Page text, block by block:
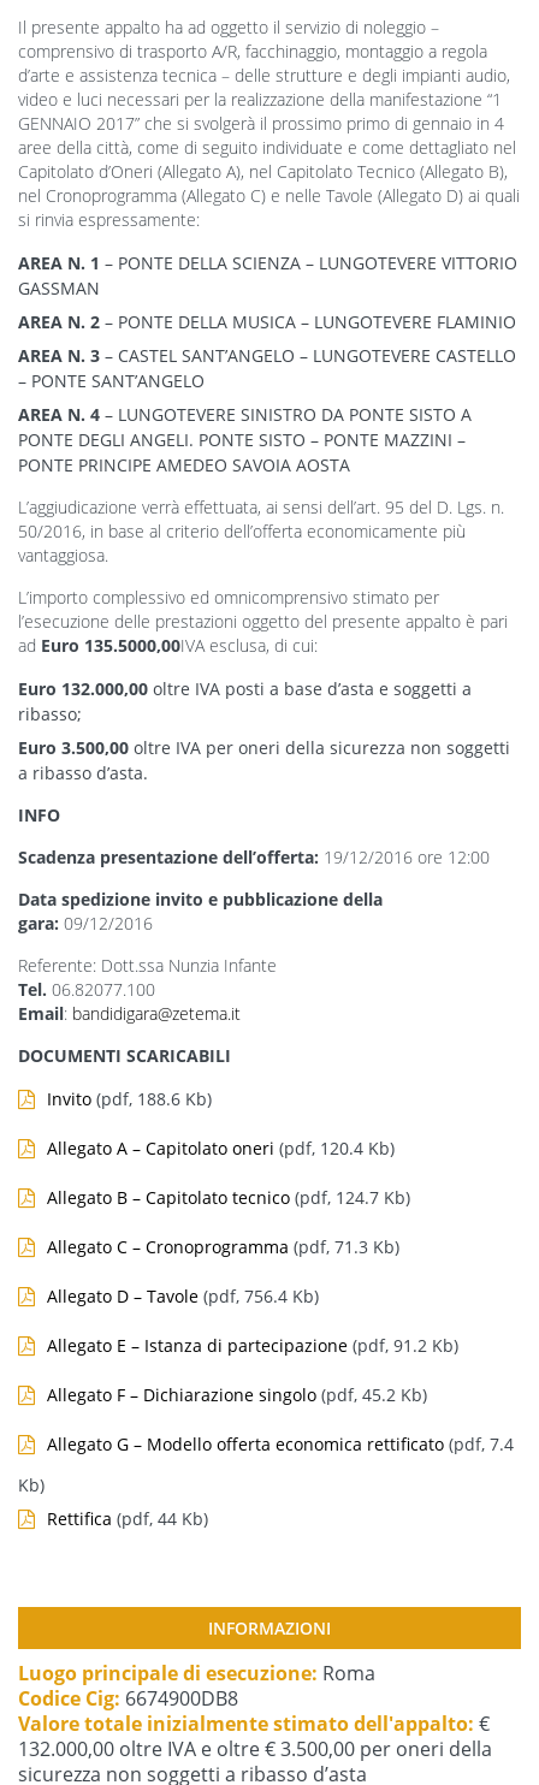
Il presente appalto ha ad oggetto il servizio di noleggio –
comprensivo di trasporto A/R, facchinaggio, montaggio a regola
d’arte e assistenza tecnica – delle strutture e degli impianti audio,
video e luci necessari per la realizzazione della manifestazione “1
GENNAIO 2017” che si svolgerà il prossimo primo di gennaio in 4
aree della città, come di seguito individuate e come dettagliato nel
Capitolato d’Oneri (Allegato A), nel Capitolato Tecnico (Allegato B),
nel Cronoprogramma (Allegato C) e nelle Tavole (Allegato D) ai quali
si rinvia espressamente:
AREA N. 1 – PONTE DELLA SCIENZA – LUNGOTEVERE VITTORIO
GASSMAN
AREA N. 2 – PONTE DELLA MUSICA – LUNGOTEVERE FLAMINIO
AREA N. 3 – CASTEL SANT’ANGELO – LUNGOTEVERE CASTELLO
– PONTE SANT’ANGELO
AREA N. 4 – LUNGOTEVERE SINISTRO DA PONTE SISTO A
PONTE DEGLI ANGELI. PONTE SISTO – PONTE MAZZINI –
PONTE PRINCIPE AMEDEO SAVOIA AOSTA
L’aggiudicazione verrà effettuata, ai sensi dell’art. 95 del D. Lgs. n.
50/2016, in base al criterio dell’offerta economicamente più
vantaggiosa.
L’importo complessivo ed omnicomprensivo stimato per
l’esecuzione delle prestazioni oggetto del presente appalto è pari
ad Euro 135.5000,00IVA esclusa, di cui:
Euro 132.000,00 oltre IVA posti a base d’asta e soggetti a
ribasso;
Euro 3.500,00 oltre IVA per oneri della sicurezza non soggetti
a ribasso d’asta.
INFO
Scadenza presentazione dell’offerta: 19/12/2016 ore 12:00
Data spedizione invito e pubblicazione della
gara: 09/12/2016
Referente: Dott.ssa Nunzia Infante
Tel. 06.82077.100
Email: bandidigara@zetema.it
DOCUMENTI SCARICABILI
Invito (pdf, 188.6 Kb)
Allegato A – Capitolato oneri (pdf, 120.4 Kb)
Allegato B – Capitolato tecnico (pdf, 124.7 Kb)
Allegato C – Cronoprogramma (pdf, 71.3 Kb)
Allegato D – Tavole (pdf, 756.4 Kb)
Allegato E – Istanza di partecipazione (pdf, 91.2 Kb)
Allegato F – Dichiarazione singolo (pdf, 45.2 Kb)
Allegato G – Modello offerta economica rettificato (pdf, 7.4
Kb)
Rettifica (pdf, 44 Kb)
INFORMAZIONI
Luogo principale di esecuzione: Roma
Codice Cig: 6674900DB8
Valore totale inizialmente stimato dell'appalto: €
132.000,00 oltre IVA e oltre € 3.500,00 per oneri della
sicurezza non soggetti a ribasso d’asta